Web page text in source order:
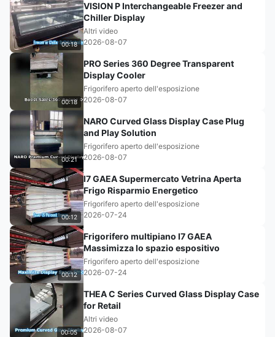
00:18
VISION P Interchangeable Freezer and
Chiller Display
Altri video
2026-08-07
00:18
PRO Series 360 Degree Transparent
Display Cooler
Frigorifero aperto dell'esposizione
2026-08-07
00:21
NARO Curved Glass Display Case Plug
and Play Solution
Frigorifero aperto dell'esposizione
2026-08-07
00:12
I7 GAEA Supermercato Vetrina Aperta
Frigo Risparmio Energetico
Frigorifero aperto dell'esposizione
2026-07-24
00:12
Frigorifero multipiano I7 GAEA
Massimizza lo spazio espositivo
Frigorifero aperto dell'esposizione
2026-07-24
00:05
THEA C Series Curved Glass Display Case
for Retail
Altri video
2026-08-07